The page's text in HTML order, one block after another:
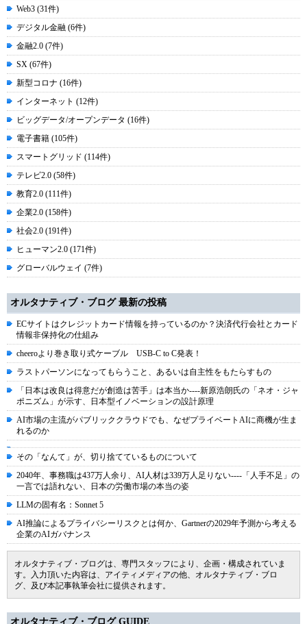
Web3 (31件)
デジタル金融 (6件)
金融2.0 (7件)
SX (67件)
新型コロナ (16件)
インターネット (12件)
ビッグデータ/オープンデータ (16件)
電子書籍 (105件)
スマートグリッド (114件)
テレビ2.0 (58件)
教育2.0 (111件)
企業2.0 (158件)
社会2.0 (191件)
ヒューマン2.0 (171件)
グローバルウェイ (7件)
オルタナティブ・ブログ 最新の投稿
ECサイトはクレジットカード情報を持っているのか？決済代行会社とカード
情報非保持化の仕組み
cheeroより巻き取り式ケーブル USB-C to C発表！
ラストパーソンになってもらうこと、あるいは自主性をもたらすもの
「日本は改良は得意だが創造は苦手」は本当か----新原浩朗氏の「ネオ・ジャ
ポニズム」が示す、日本型イノベーションの設計原理
AI市場の主流がパブリッククラウドでも、なぜプライベートAIに商機が生ま
れるのか
その「なんて」が、切り捨てているものについて
2040年、事務職は437万人余り、AI人材は339万人足りない----「人手不足」の
一言では語れない、日本の労働市場の本当の姿
LLMの固有名：Sonnet 5
AI推論によるプライバシーリスクとは何か、Gartnerの2029年予測から考える
企業のAIガバナンス
オルタナティブ・ブログは、専門スタッフにより、企画・構成されていま
す。入力頂いた内容は、アイティメディアの他、オルタナティブ・ブロ
グ、及び本記事執筆会社に提供されます。
オルタナティブ・ブログ GUIDE